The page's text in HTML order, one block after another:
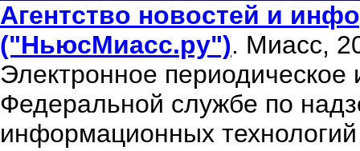
Агентство новостей и
("НьюсМиасс.ру"). Миасс,
Электронное периодическое
Федеральной службе по
информационных